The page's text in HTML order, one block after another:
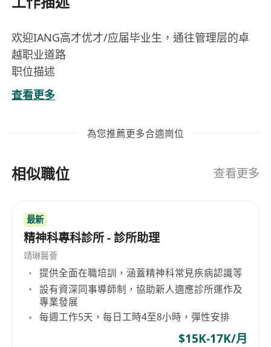
欢迎IANG高才优才/应届毕业生，通往管理层的卓
越职业道路
职位描述
全职工作描述：
-通过进行财务需求分析来评估客户的财务状况
-为香港和中国市场的客户提供全面的财富管理服
1.风险管理
4.遗产规划
-与客户建立密切的业务关系，并审查他们的金融投
资组合
-建立和管理财务规划团队
我们在寻找：
-所有学科的学位持有者或应届毕业生
-成熟、上进、勤奋、乐于学习
查看更多
為您推薦更多合適崗位
相似職位 查看更多
最新
精神科專科診所 - 診所助理
靖琳醫薈
提供全面在職培訓，涵蓋精神科常見疾病認識等
設有資深同事導師制，協助新人適應診所運作及
專業發展
每週工作5天，每日工時4至8小時，彈性安排
$15K-17K/月